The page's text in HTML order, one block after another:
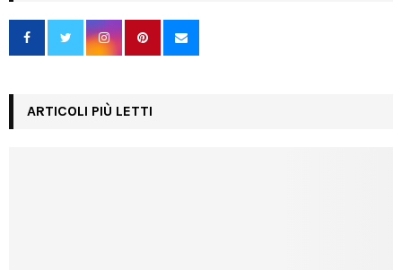
ARTICOLI PIÙ LETTI